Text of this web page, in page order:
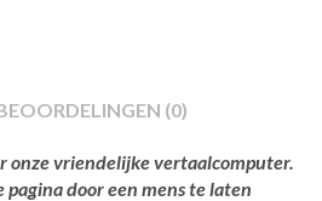
(0)
onze vriendelijke vertaalcomputer.
pagina door een mens te laten